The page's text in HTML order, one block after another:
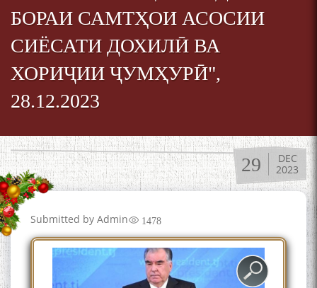
БОРАИ САМТҲОИ АСОСИИ
СИЁСАТИ ДОХИЛӢ ВА
ХОРИҶИИ ҶУМҲУРӢ",
28.12.2023
29
DEC
2023
Submitted by Admin 1478